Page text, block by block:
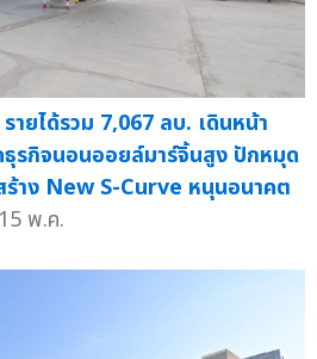
ายได้รวม 7,067 ลบ. เดินหน้า
รกิจนอนออยล์มาร์จิ้นสูง ปักหมุด
าง New S-Curve หนุนอนาคต
15 พ.ค.